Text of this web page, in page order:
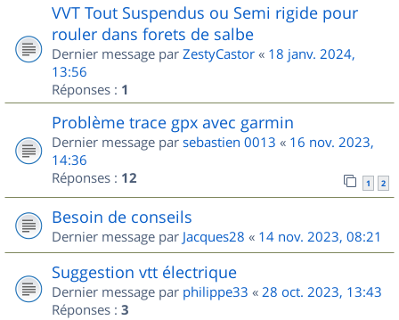
VVT Tout Suspendus ou Semi rigide pour
rouler dans forets de salbe
Dernier message par ZestyCastor « 18 janv. 2024,
13:56
Réponses : 1
Problème trace gpx avec garmin
Dernier message par sebastien 0013 « 16 nov. 2023,
14:36
Réponses : 12 1 2
Besoin de conseils
Dernier message par Jacques28 « 14 nov. 2023, 08:21
Suggestion vtt électrique
Dernier message par philippe33 « 28 oct. 2023, 13:43
Réponses : 3